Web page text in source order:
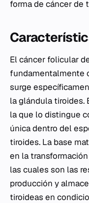
forma de cáncer de
El cáncer folicular
fundamentalmente
surge
la glándula tiroides.
la que lo distingue
única dentro del
tiroides. La base
en la
las cuales son las
producción y
tiroideas en